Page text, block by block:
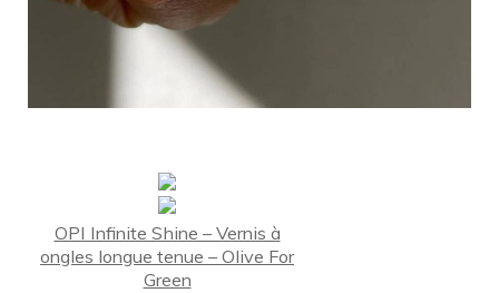
OPI Infinite Shine – Vernis à
ongles longue tenue – Olive For
Green